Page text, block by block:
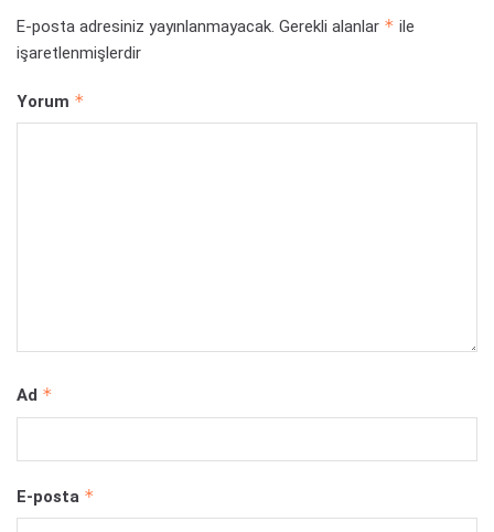
E-posta adresiniz yayınlanmayacak. Gerekli alanlar * ile
işaretlenmişlerdir
Yorum *
Ad *
E-posta *